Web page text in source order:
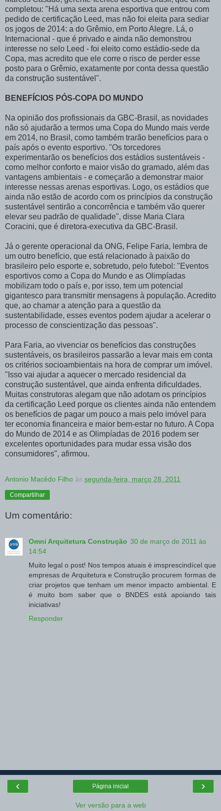
completou: "Há uma sexta arena esportiva que entrou com
pedido de certificação Leed, mas não foi eleita para sediar
os jogos de 2014: a do Grêmio, em Porto Alegre. Lá, o
Internacional - que é privado e ainda não demonstrou
interesse no selo Leed - foi eleito como estádio-sede da
Copa, mas acredito que ele corre o risco de perder esse
posto para o Grêmio, exatamente por conta dessa questão
da construção sustentável".
BENEFÍCIOS PÓS-COPA DO MUNDO
Na opinião dos profissionais da GBC-Brasil, as novidades
não só ajudarão a termos uma Copa do Mundo mais verde
em 2014, no Brasil, como também trarão benefícios para o
país após o evento esportivo. "Os torcedores
experimentarão os benefícios dos estádios sustentáveis -
como melhor conforto e maior visão do gramado, além das
vantagens ambientais - e começarão a demonstrar maior
interesse nessas arenas esportivas. Logo, os estádios que
ainda não estão de acordo com os princípios da construção
sustentável sentirão a concorrência e também vão querer
elevar seu padrão de qualidade", disse Maria Clara
Coracini, que é diretora-executiva da GBC-Brasil.
Já o gerente operacional da ONG, Felipe Faria, lembra de
um outro benefício, que está relacionado à paixão do
brasileiro pelo esporte e, sobretudo, pelo futebol: "Eventos
esportivos como a Copa do Mundo e as Olimpíadas
mobilizam todo o país e, por isso, tem um potencial
gigantesco para transmitir mensagens à população. Acredito
que, ao chamar a atenção para a questão da
sustentabilidade, esses eventos podem ajudar a acelerar o
processo de conscientização das pessoas".
Para Faria, ao vivenciar os benefícios das construções
sustentáveis, os brasileiros passarão a levar mais em conta
os critérios socioambientais na hora de comprar um imóvel.
"Isso vai ajudar a aquecer o mercado residencial da
construção sustentável, que ainda enfrenta dificuldades.
Muitas construtoras alegam que não adotam os princípios
da certificação Leed porque os clientes ainda não entendem
os benefícios de pagar um pouco a mais pelo imóvel para
ter economia financeira e maior bem-estar no futuro. A Copa
do Mundo de 2014 e as Olimpíadas de 2016 podem ser
excelentes oportunidades para mudar essa visão dos
consumidores", afirmou.
Antonio Macêdo Filho às segunda-feira, março 28, 2011
Compartilhar
Um comentário:
Omni Arquitetura Construção 30 de março de 2011 às
14:54
Muito legal o post! Nos tempos atuais é imsprescindícel que
empresas de Arquitetura e Construção procurem formas de
criar projetos que tenham um menor impacto ambiental. E
é muito bom saber que o BNDES está apoiando tais
iniciativas!
Responder
‹ ›
Página inicial
Ver versão para a web